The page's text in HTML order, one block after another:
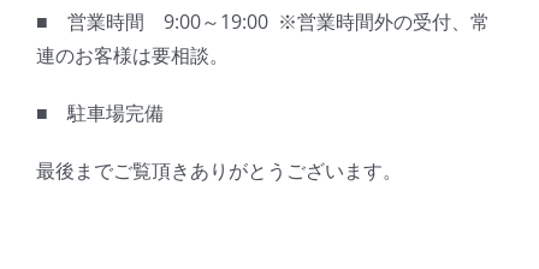
■ 営業時間 9:00～19:00 ※営業時間外の受付、常
連のお客様は要相談。
■ 駐車場完備
最後までご覧頂きありがとうございます。